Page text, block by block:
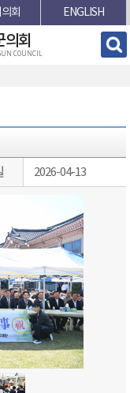
회 ENGLISH
회
COUNCIL
2026-04-13